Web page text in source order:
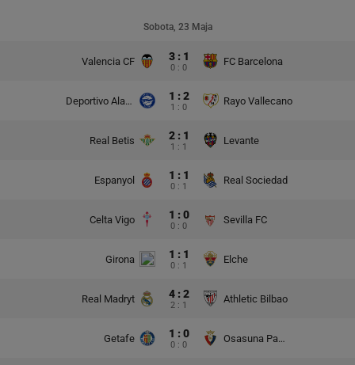
Sobota, 23 Maja
Valencia CF 3 : 1
0 : 0
FC Barcelona
Deportivo Alaves 1 : 2
1 : 0
Rayo Vallecano
Real Betis 2 : 1
1 : 1
Levante
Espanyol 1 : 1
0 : 1
Real Sociedad
Celta Vigo 1 : 0
0 : 0
Sevilla FC
Girona 1 : 1
0 : 1
Elche
Real Madryt 4 : 2
2 : 1
Athletic Bilbao
Getafe 1 : 0
0 : 0
Osasuna Pampeluna